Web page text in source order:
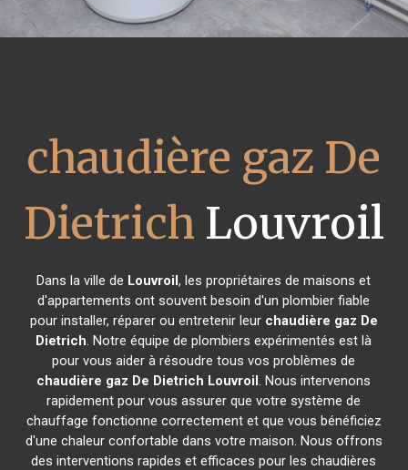
chaudière gaz De
Dietrich Louvroil
Dans la ville de Louvroil, les propriétaires de maisons et
d'appartements ont souvent besoin d'un plombier fiable
pour installer, réparer ou entretenir leur chaudière gaz De
Dietrich. Notre équipe de plombiers expérimentés est là
pour vous aider à résoudre tous vos problèmes de
chaudière gaz De Dietrich Louvroil. Nous intervenons
rapidement pour vous assurer que votre système de
chauffage fonctionne correctement et que vous bénéficiez
d'une chaleur confortable dans votre maison. Nous offrons
des interventions rapides et efficaces pour les chaudières